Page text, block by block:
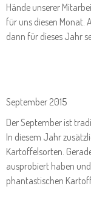
Hände unserer
für uns diesen Monat.
dann für dieses Jahr
September 2015
Der September ist
In diesem Jahr
Kartoffelsorten.
ausprobiert haben
phantastischen